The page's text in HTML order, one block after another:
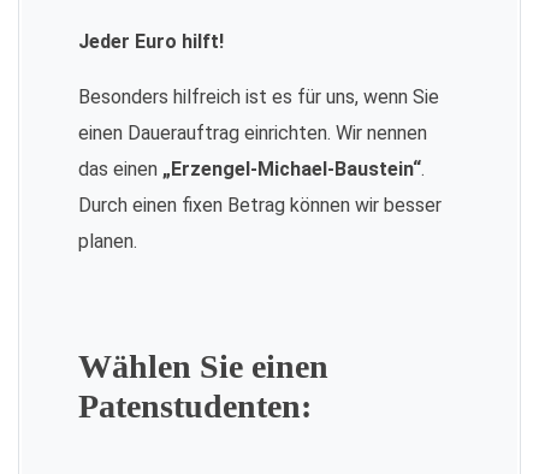
Jeder Euro hilft!
Besonders hilfreich ist es für uns, wenn Sie
einen Dauerauftrag einrichten. Wir nennen
das einen „Erzengel-Michael-Baustein“.
Durch einen fixen Betrag können wir besser
planen.
Wählen Sie einen
Patenstudenten: